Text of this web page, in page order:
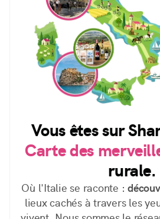
Vous êtes sur
Carte des
rurale.
Où l'Italie se raconte :
lieux cachés à travers les